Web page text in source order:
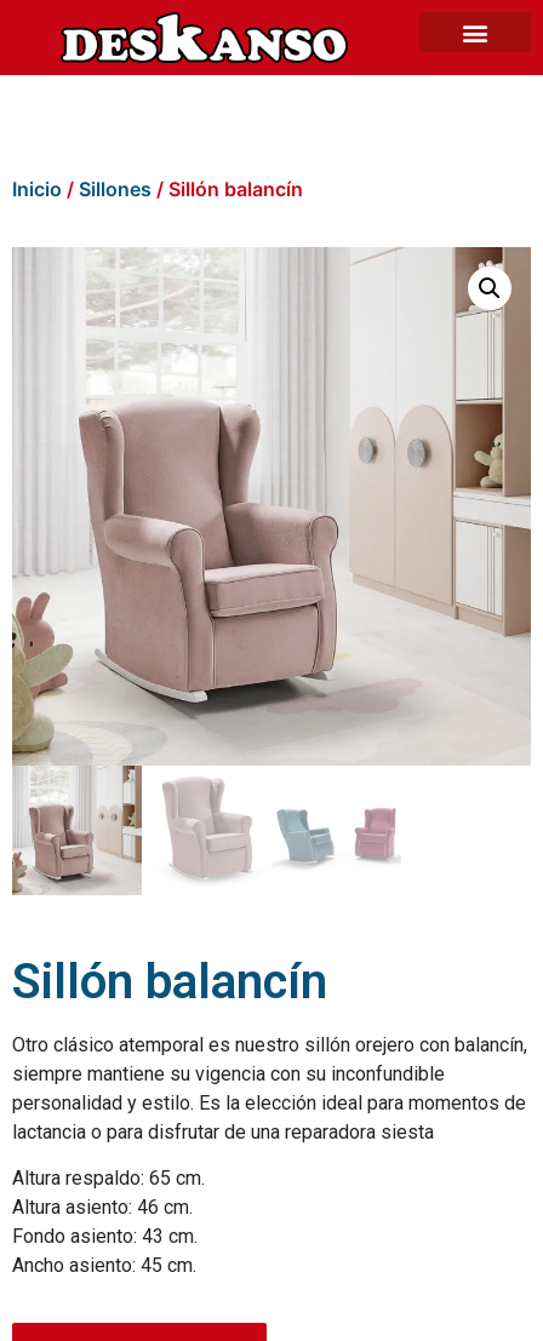
Inicio / Sillones / Sillón balancín
Sillón balancín
Otro clásico atemporal es nuestro sillón orejero con balancín,
siempre mantiene su vigencia con su inconfundible
personalidad y estilo. Es la elección ideal para momentos de
lactancia o para disfrutar de una reparadora siesta
Altura respaldo: 65 cm.
Altura asiento: 46 cm.
Fondo asiento: 43 cm.
Ancho asiento: 45 cm.